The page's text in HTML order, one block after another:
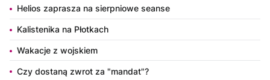
Helios zaprasza na sierpniowe seanse
Kalistenika na Płotkach
Wakacje z wojskiem
Czy dostaną zwrot za "mandat"?